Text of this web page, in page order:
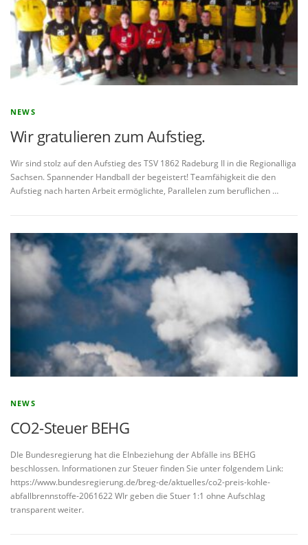
NEWS
Wir gratulieren zum Aufstieg.
Wir sind stolz auf den Aufstieg des TSV 1862 Radeburg II in die Regionalliga
Sachsen. Spannender Handball der begeistert! Teamfähigkeit die den
Aufstieg nach harten Arbeit ermöglichte, Parallelen zum beruflichen …
NEWS
CO2-Steuer BEHG
DIe Bundesregierung hat die EInbeziehung der Abfälle ins BEHG
beschlossen. Informationen zur Steuer finden Sie unter folgendem Link:
https://www.bundesregierung.de/breg-de/aktuelles/co2-preis-kohle-
abfallbrennstoffe-2061622 WIr geben die Stuer 1:1 ohne Aufschlag
transparent weiter.